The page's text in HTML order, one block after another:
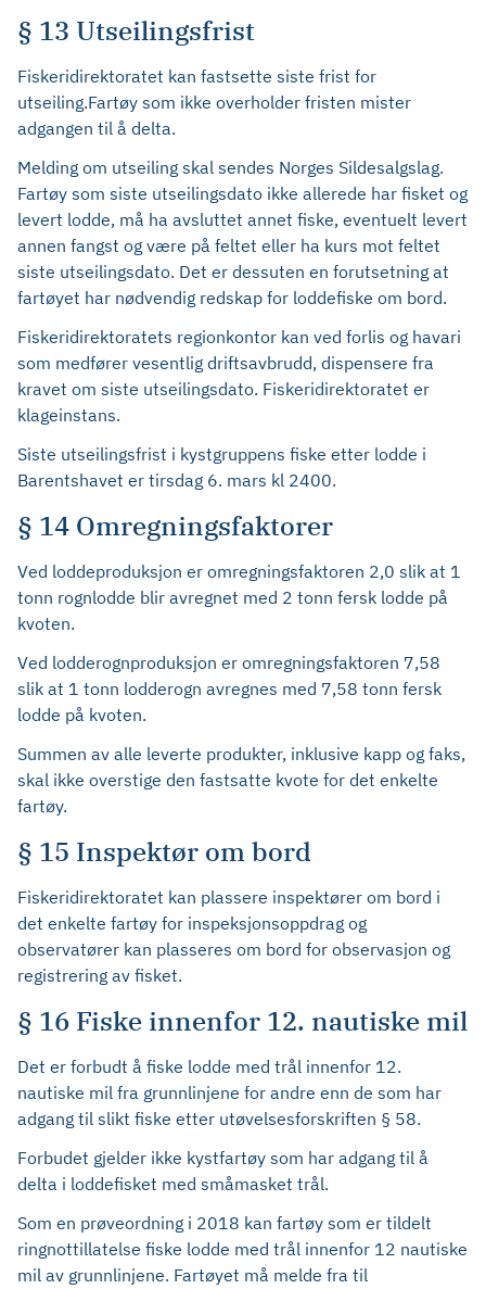
§ 13 Utseilingsfrist
Fiskeridirektoratet kan fastsette siste frist for
utseiling.Fartøy som ikke overholder fristen mister
adgangen til å delta.
Melding om utseiling skal sendes Norges Sildesalgslag.
Fartøy som siste utseilingsdato ikke allerede har fisket og
levert lodde, må ha avsluttet annet fiske, eventuelt levert
annen fangst og være på feltet eller ha kurs mot feltet
siste utseilingsdato. Det er dessuten en forutsetning at
fartøyet har nødvendig redskap for loddefiske om bord.
Fiskeridirektoratets regionkontor kan ved forlis og havari
som medfører vesentlig driftsavbrudd, dispensere fra
kravet om siste utseilingsdato. Fiskeridirektoratet er
klageinstans.
Siste utseilingsfrist i kystgruppens fiske etter lodde i
Barentshavet er tirsdag 6. mars kl 2400.
§ 14 Omregningsfaktorer
Ved loddeproduksjon er omregningsfaktoren 2,0 slik at 1
tonn rognlodde blir avregnet med 2 tonn fersk lodde på
kvoten.
Ved lodderognproduksjon er omregningsfaktoren 7,58
slik at 1 tonn lodderogn avregnes med 7,58 tonn fersk
lodde på kvoten.
Summen av alle leverte produkter, inklusive kapp og faks,
skal ikke overstige den fastsatte kvote for det enkelte
fartøy.
§ 15 Inspektør om bord
Fiskeridirektoratet kan plassere inspektører om bord i
det enkelte fartøy for inspeksjonsoppdrag og
observatører kan plasseres om bord for observasjon og
registrering av fisket.
§ 16 Fiske innenfor 12. nautiske mil
Det er forbudt å fiske lodde med trål innenfor 12.
nautiske mil fra grunnlinjene for andre enn de som har
adgang til slikt fiske etter utøvelsesforskriften § 58.
Forbudet gjelder ikke kystfartøy som har adgang til å
delta i loddefisket med småmasket trål.
Som en prøveordning i 2018 kan fartøy som er tildelt
ringnottillatelse fiske lodde med trål innenfor 12 nautiske
mil av grunnlinjene. Fartøyet må melde fra til